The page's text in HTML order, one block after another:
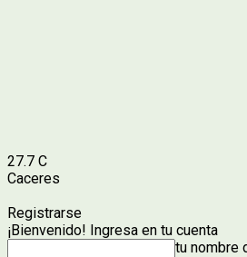
27.7 C
Caceres
Registrarse
¡Bienvenido! Ingresa en tu cuenta
tu nombre